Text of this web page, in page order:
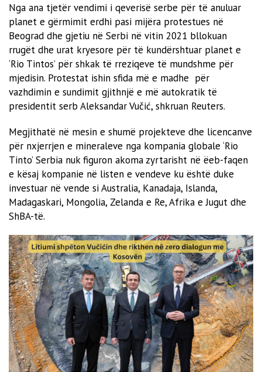
Nga ana tjetër vendimi i qeverisë serbe për të anuluar
planet e gërmimit erdhi pasi mijëra protestues në
Beograd dhe gjetiu në Serbi në vitin 2021 bllokuan
rrugët dhe urat kryesore për të kundërshtuar planet e
‘Rio Tintos’ për shkak të rreziqeve të mundshme për
mjedisin. Protestat ishin sfida më e madhe për
vazhdimin e sundimit gjithnjë e më autokratik të
presidentit serb Aleksandar Vučić, shkruan Reuters.
Megjithatë në mesin e shumë projekteve dhe licencanve
për nxjerrjen e mineraleve nga kompania globale ‘Rio
Tinto’ Serbia nuk figuron akoma zyrtarisht në ëeb-faqen
e kësaj kompanie në listen e vendeve ku është duke
investuar në vende si Australia, Kanadaja, Islanda,
Madagaskari, Mongolia, Zelanda e Re, Afrika e Jugut dhe
ShBA-të.